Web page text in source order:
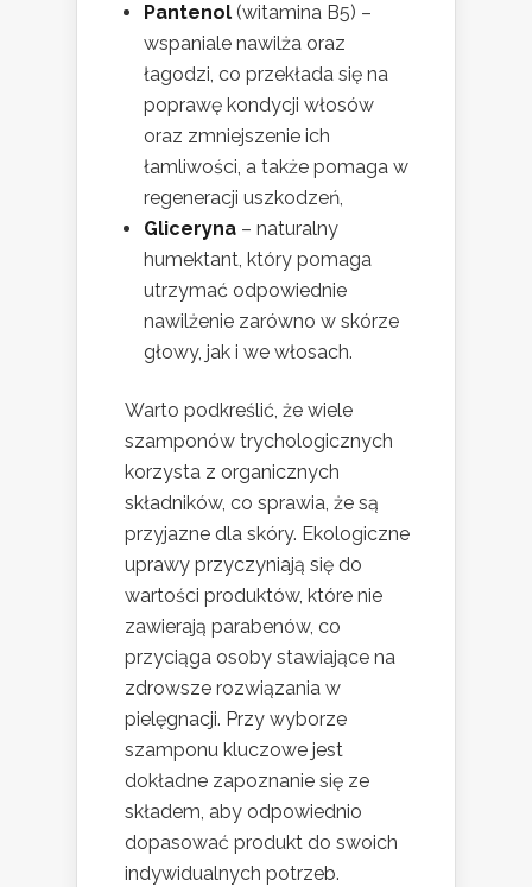
Pantenol (witamina B5) –
wspaniale nawilża oraz
łagodzi, co przekłada się na
poprawę kondycji włosów
oraz zmniejszenie ich
łamliwości, a także pomaga w
regeneracji uszkodzeń,
Gliceryna – naturalny
humektant, który pomaga
utrzymać odpowiednie
nawilżenie zarówno w skórze
głowy, jak i we włosach.
Warto podkreślić, że wiele
szamponów trychologicznych
korzysta z organicznych
składników, co sprawia, że są
przyjazne dla skóry. Ekologiczne
uprawy przyczyniają się do
wartości produktów, które nie
zawierają parabenów, co
przyciąga osoby stawiające na
zdrowsze rozwiązania w
pielęgnacji. Przy wyborze
szamponu kluczowe jest
dokładne zapoznanie się ze
składem, aby odpowiednio
dopasować produkt do swoich
indywidualnych potrzeb.